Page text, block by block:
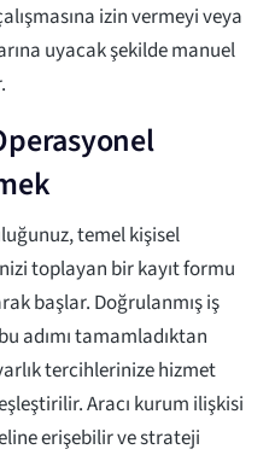
izin vermeyi veya
uyacak şekilde manuel
temel kişisel
toplayan bir kayıt formu
başlar. Doğrulanmış iş
adımı tamamladıktan
tercihlerinize hizmet
Aracı kurum ilişkisi
erişebilir ve strateji